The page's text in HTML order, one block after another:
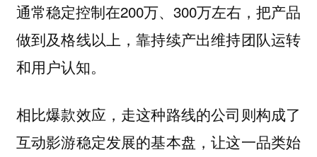
通常稳定控制在200万、300万左右，把产品
做到及格线以上，靠持续产出维持团队运转
和用户认知。
相比爆款效应，走这种路线的公司则构成了
互动影游稳定发展的基本盘，让这一品类始